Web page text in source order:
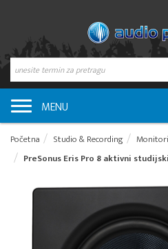
MENU
Početna Studio & Recording Monitori
PreSonus Eris Pro 8 aktivni